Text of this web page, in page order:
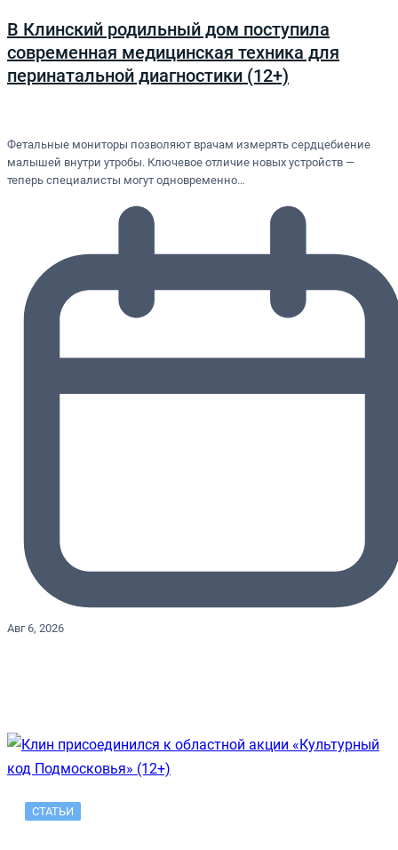
В Клинский родильный дом поступила
современная медицинская техника для
перинатальной диагностики (12+)
Фетальные мониторы позволяют врачам измерять сердцебиение
малышей внутри утробы. Ключевое отличие новых устройств —
теперь специалисты могут одновременно…
Авг 6, 2026
СТАТЬИ